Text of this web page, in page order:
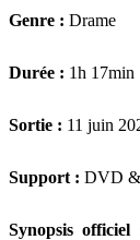
Genre : Drame
Durée : 1h 17min
Sortie : 11 juin
Support : DVD
Synopsis officiel